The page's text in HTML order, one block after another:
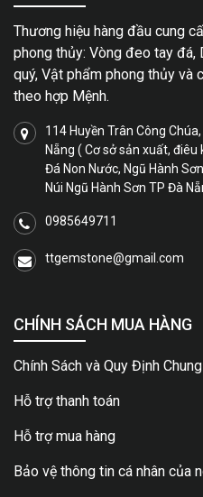
Thương hiệu hàng đầu cung
phong thủy: Vòng đeo tay đá,
quý, Vật phẩm phong thủy và
theo hợp Mệnh.
114 Huyền Trân Công
Nẵng ( Cơ sở sản xuất,
Đá Non Nước, Ngũ Hành
Núi Ngũ Hành Sơn TP Đà
0985649711
ttgemstone@gmail.com
CHÍNH SÁCH MUA HÀNG
Chính Sách và Quy Định Chung
Hỗ trợ thanh toán
Hỗ trợ mua hàng
Bảo vệ thông tin cá nhân của